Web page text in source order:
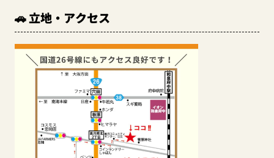
🚗 立地・アクセス